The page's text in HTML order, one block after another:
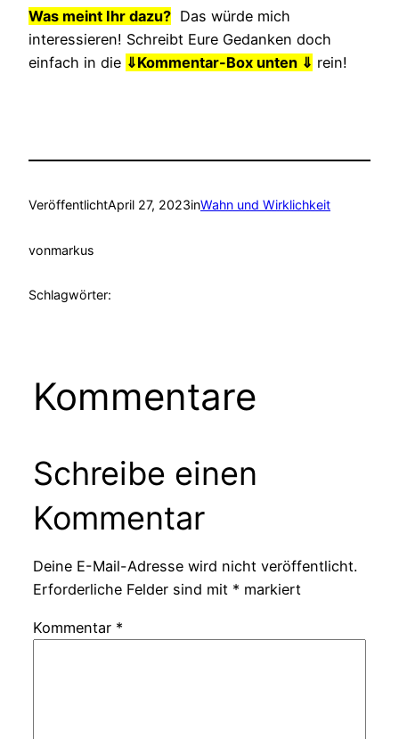
Was meint Ihr dazu? Das würde mich
interessieren! Schreibt Eure Gedanken doch
einfach in die ⇓Kommentar-Box unten ⇓ rein!
VeröffentlichtApril 27, 2023inWahn und Wirklichkeit
vonmarkus
Schlagwörter:
Kommentare
Schreibe einen
Kommentar
Deine E-Mail-Adresse wird nicht veröffentlicht.
Erforderliche Felder sind mit * markiert
Kommentar *